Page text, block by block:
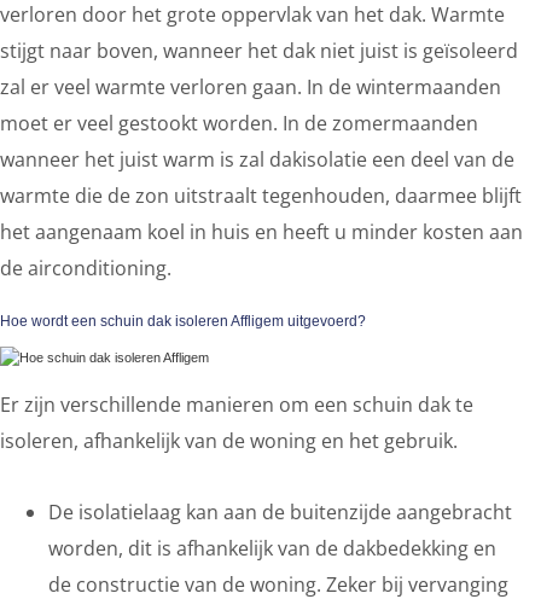
verloren door het grote oppervlak van het dak. Warmte
stijgt naar boven, wanneer het dak niet juist is geïsoleerd
zal er veel warmte verloren gaan. In de wintermaanden
moet er veel gestookt worden. In de zomermaanden
wanneer het juist warm is zal dakisolatie een deel van de
warmte die de zon uitstraalt tegenhouden, daarmee blijft
het aangenaam koel in huis en heeft u minder kosten aan
de airconditioning.
Hoe wordt een schuin dak isoleren Affligem uitgevoerd?
Er zijn verschillende manieren om een schuin dak te
isoleren, afhankelijk van de woning en het gebruik.
De isolatielaag kan aan de buitenzijde aangebracht
worden, dit is afhankelijk van de dakbedekking en
de constructie van de woning. Zeker bij vervanging